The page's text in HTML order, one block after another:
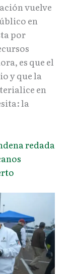
vuelve
en
por
es que el
y que la
en
la
redada